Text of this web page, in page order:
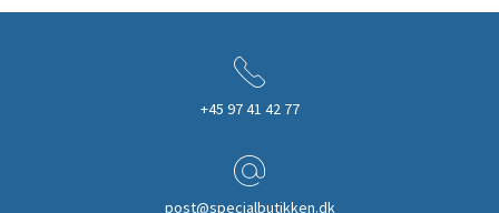
+45 97 41 42 77
post@specialbutikken.dk